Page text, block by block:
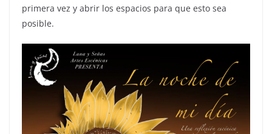
primera vez y abrir los espacios para que esto sea
posible.